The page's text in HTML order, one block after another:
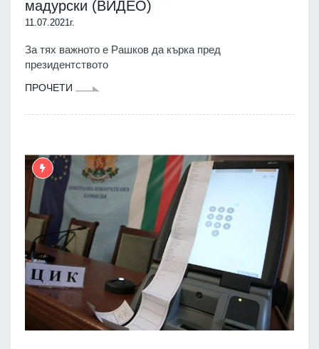
мадурски (ВИДЕО)
11.07.2021г.
За тях важното е Рашков да кърка пред
президентството
ПРОЧЕТИ